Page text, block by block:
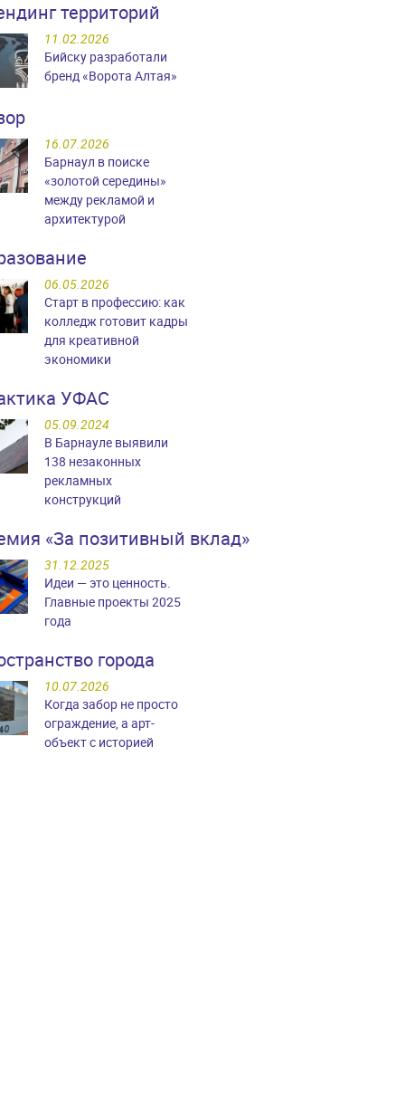
территорий
11.02.2026
Бийску разработали
бренд «Ворота Алтая»
16.07.2026
Барнаул в поиске
«золотой середины»
между рекламой и
архитектурой
06.05.2026
Старт в профессию: как
колледж готовит кадры
для креативной
экономики
УФАС
05.09.2024
В Барнауле выявили
138 незаконных
рекламных
конструкций
«За позитивный вклад»
31.12.2025
Идеи — это ценность.
Главные проекты 2025
года
города
10.07.2026
Когда забор не просто
ограждение, а арт-
объект с историей